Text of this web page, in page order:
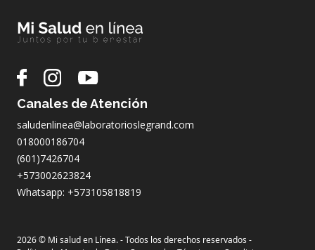
Canales de Atención
saludenlinea@laboratorioslegrand.com
018000186704
(601)7426704
+573002623824
Whatsapp: +573105818819
2026 © Mi salud en Línea. - Todos los derechos reservados -